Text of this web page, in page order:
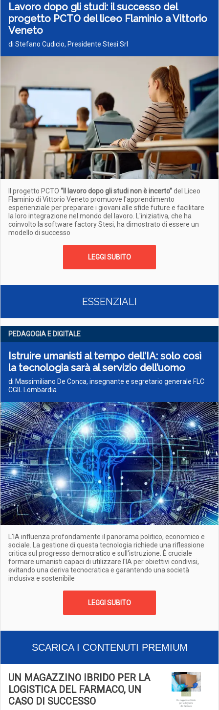
Lavoro dopo gli studi: il successo del
progetto PCTO del liceo Flaminio a Vittorio
Veneto
di Stefano Cudicio, Presidente Stesi Srl
Il progetto PCTO “Il lavoro dopo gli studi non è incerto”del Liceo
Flaminio di Vittorio Veneto promuove l'apprendimento
esperienziale per preparare i giovani alle sfide future e facilitare
la loro integrazione nel mondo del lavoro. L'iniziativa, che ha
coinvolto la software factory Stesi, ha dimostrato di essere un
modello di successo
LEGGI SUBITO
ESSENZIALI
PEDAGOGIA E DIGITALE
Istruire umanisti al tempo dell’IA: solo così
la tecnologia sarà al servizio dell’uomo
di Massimiliano De Conca, insegnante e segretario generale FLC
CGIL Lombardia
L'IA influenza profondamente il panorama politico, economico e
sociale. La gestione di questa tecnologia richiede una riflessione
critica sul progresso democratico e sull'istruzione. È cruciale
formare umanisti capaci di utilizzare l'IA per obiettivi condivisi,
evitando una deriva tecnocratica e garantendo una società
inclusiva e sostenibile
LEGGI SUBITO
SCARICA I CONTENUTI PREMIUM
UN MAGAZZINO IBRIDO PER LA
LOGISTICA DEL FARMACO, UN
CASO DI SUCCESSO